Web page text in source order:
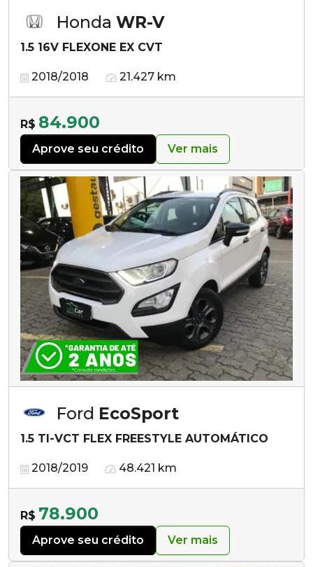
Honda WR-V
1.5 16V FLEXONE EX CVT
2018/2018 21.427 km
R$ 84.900
Aprove seu crédito Ver mais
Ford EcoSport
1.5 TI-VCT FLEX FREESTYLE AUTOMÁTICO
2018/2019 48.421 km
R$ 78.900
Aprove seu crédito Ver mais